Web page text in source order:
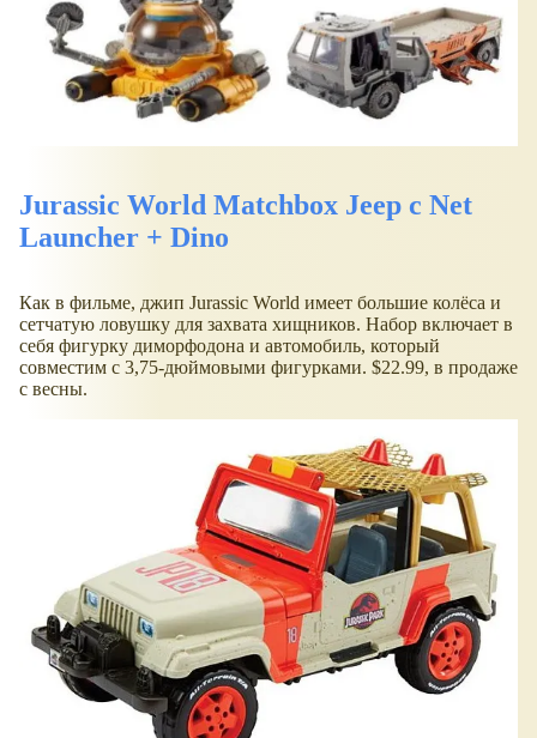
Jurassic World Matchbox Jeep с Net
Launcher + Dino
Как в фильме, джип Jurassic World имеет большие колёса и
сетчатую ловушку для захвата хищников. Набор включает в
себя фигурку диморфодона и автомобиль, который
совместим с 3,75-дюймовыми фигурками. $22.99, в продаже
с весны.